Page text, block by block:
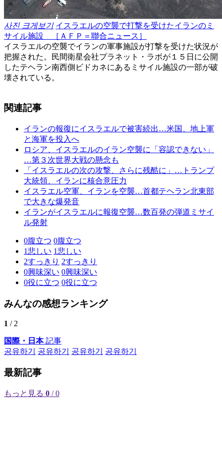
사진 크게보기 イスラエルの空襲で打撃を受けたイランのミ
サイル施設 ［ＡＦＰ＝聯合ニュース］
イスラエルの空襲でイランの軍事施設が打撃を受けた状況が
把握された。民間衛星会社プラネット・ラボが１５日に公開
したテヘラン南西側ビドカネにあるミサイル施設の一部が破
壊されている。
関連記事
イランの報復にイスラエルで被害続出…米国、地上軍
と海軍を投入へ
ロシア、イスラエルのイラン空襲に「容認できない」
…第３次世界大戦の懸念も
「イスラエルの次の攻撃、さらに残酷に」…トランプ
大統領、イランに核合意圧力
イスラエル空軍、イランを空襲…首都テヘラン北東部
で大きな爆発音
イランがイスラエルに報復空襲…数百発の弾道ミサイ
ル発射
0腹立つ 0腹立つ
1悲しい 1悲しい
2すっきり 2すっきり
0興味深い 0興味深い
0役に立つ 0役に立つ
みんなの感想ランキング
1 / 2
国際・日本記事
공유하기
공유하기 공유하기 공유하기
最新記事
もっと見る 0 / 0